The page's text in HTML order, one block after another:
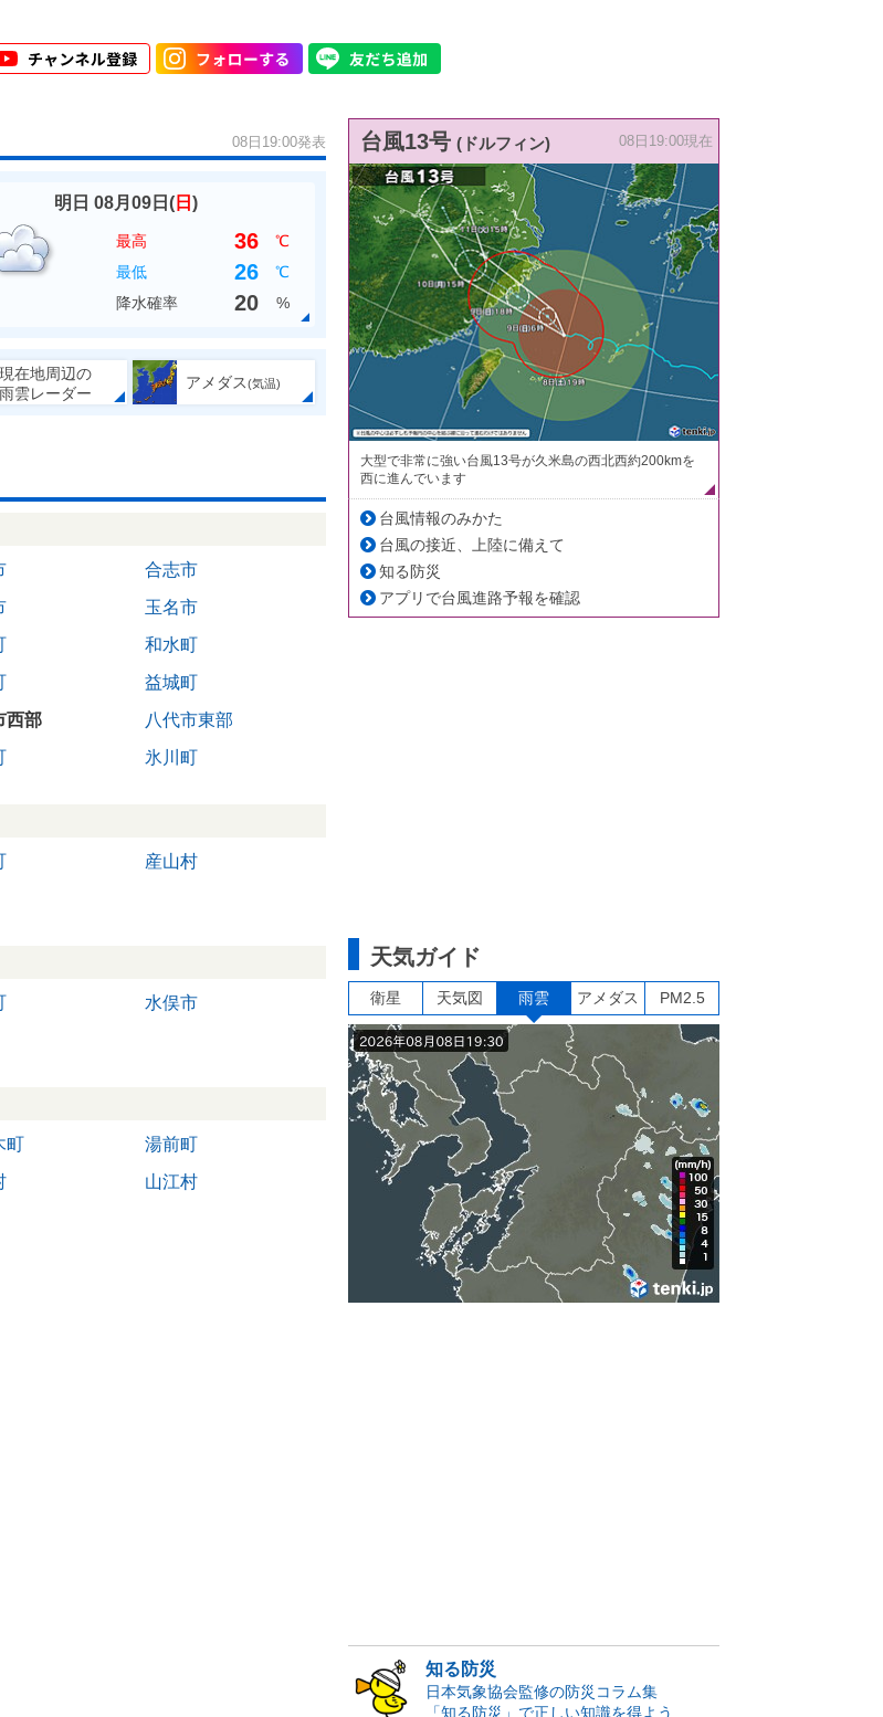
08日19:00発表
明日 08月09日(日 )
最高 36
℃
最低
26
℃
降水確率
20 %
現在地周辺の
雨雲レーダー
アメダス(気温)
合志市
玉名市
和水町
益城町
西部
八代市東部
氷川町
産山村
水俣市
町
湯前町
山江村
台風13号 (ドルフィン) 08日19:00現在
大型で非常に強い台風13号が久米島の西北西約200kmを
西に進んでいます
台風情報のみかた
台風の接近、上陸に備えて
知る防災
アプリで台風進路予報を確認
天気ガイド
衛星 天気図 雨雲 アメダス PM2.5
知る防災
日本気象協会監修の防災コラム集
「知る防災」で正しい知識を得よう